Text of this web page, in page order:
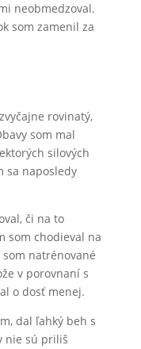
neobmedzoval.
som zamenil za
rovinatý,
som mal
silových
sa naposledy
či na to
som chodieval na
natrénované
v porovnaní s
o dosť menej.
dal ľahký beh s
nie sú priliš